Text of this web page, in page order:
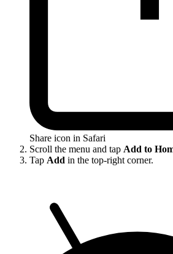
Share icon in Safari
Scroll the menu and tap Add to
Tap Add in the top-right corner.